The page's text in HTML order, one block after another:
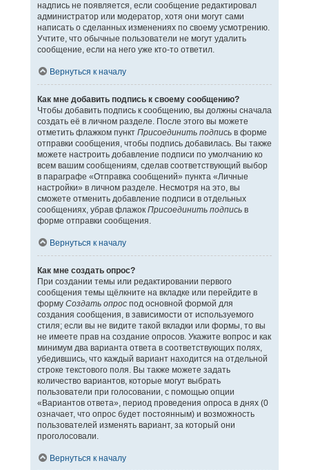
надпись не появляется, если сообщение редактировал
администратор или модератор, хотя они могут сами
написать о сделанных изменениях по своему усмотрению.
Учтите, что обычные пользователи не могут удалить
сообщение, если на него уже кто-то ответил.
Вернуться к началу
Как мне добавить подпись к своему сообщению?
Чтобы добавить подпись к сообщению, вы должны сначала
создать её в личном разделе. После этого вы можете
отметить флажком пункт Присоединить подписьв форме
отправки сообщения, чтобы подпись добавилась. Вы также
можете настроить добавление подписи по умолчанию ко
всем вашим сообщениям, сделав соответствующий выбор
в параграфе «Отправка сообщений» пункта «Личные
настройки» в личном разделе. Несмотря на это, вы
сможете отменить добавление подписи в отдельных
сообщениях, убрав флажок Присоединить подписьв
форме отправки сообщения.
Вернуться к началу
Как мне создать опрос?
При создании темы или редактировании первого
сообщения темы щёлкните на вкладке или перейдите в
форму Создать опроспод основной формой для
создания сообщения, в зависимости от используемого
стиля; если вы не видите такой вкладки или формы, то вы
не имеете прав на создание опросов. Укажите вопрос и как
минимум два варианта ответа в соответствующих полях,
убедившись, что каждый вариант находится на отдельной
строке текстового поля. Вы также можете задать
количество вариантов, которые могут выбрать
пользователи при голосовании, с помощью опции
«Вариантов ответа», период проведения опроса в днях (0
означает, что опрос будет постоянным) и возможность
пользователей изменять вариант, за который они
проголосовали.
Вернуться к началу